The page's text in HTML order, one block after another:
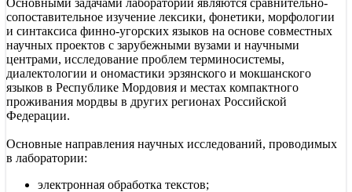
сопоставительное изучение лексики, фонетики, морфологии
и синтаксиса финно-угорских языков на основе совместных
научных проектов с зарубежными вузами и научными
центрами, исследование проблем терминосистемы,
диалектологии и ономастики эрзянского и мокшанского
языков в Республике Мордовия и местах компактного
проживания мордвы в других регионах Российской
Федерации.
Основные направления научных исследований, проводимых
в лаборатории:
электронная обработка текстов;